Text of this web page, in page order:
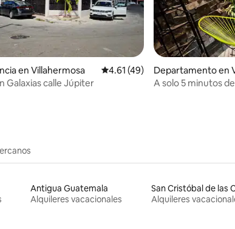
4.91 de 5; 44 evaluaciones
en Villahermosa Calificación promedio: 4.61 de
4.61 (49)
Galaxias calle Júpiter
Departamento en
sa
A solo 5 minutos
Antigua Guatemala
Alquileres vacacionales
San Cristóbal de las
Alquileres